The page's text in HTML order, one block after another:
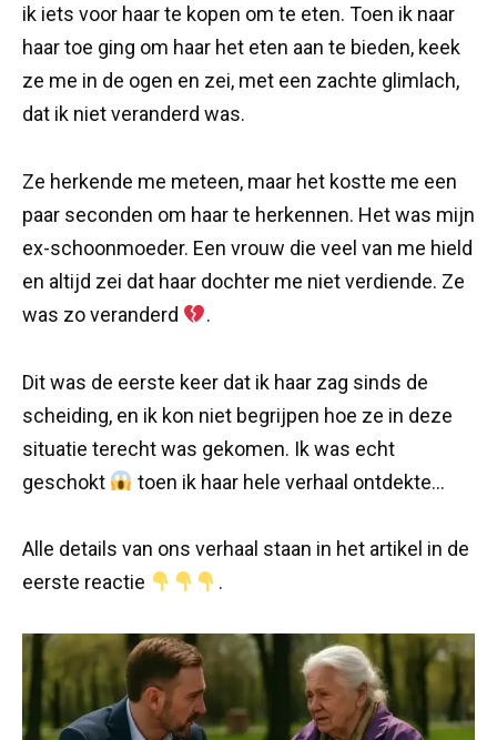
ik iets voor haar te kopen om te eten. Toen ik naar
haar toe ging om haar het eten aan te bieden, keek
ze me in de ogen en zei, met een zachte glimlach,
dat ik niet veranderd was.
Ze herkende me meteen, maar het kostte me een
paar seconden om haar te herkennen. Het was mijn
ex-schoonmoeder. Een vrouw die veel van me hield
en altijd zei dat haar dochter me niet verdiende. Ze
was zo veranderd
.
Dit was de eerste keer dat ik haar zag sinds de
scheiding, en ik kon niet begrijpen hoe ze in deze
situatie terecht was gekomen. Ik was echt
geschokt
toen ik haar hele verhaal ontdekte…
Alle details van ons verhaal staan in het artikel in de
eerste reactie
.